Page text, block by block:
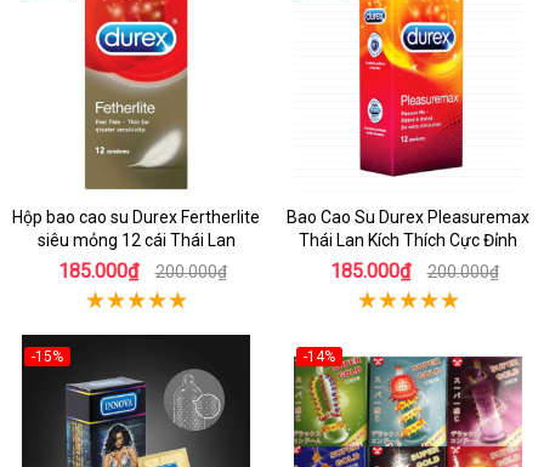
Hộp bao cao su Durex Fertherlite
siêu mỏng 12 cái Thái Lan
185.000₫ 200.000₫
Bao Cao Su Durex Pleasuremax
Thái Lan Kích Thích Cực Đỉnh
185.000₫ 200.000₫
-15% -14%